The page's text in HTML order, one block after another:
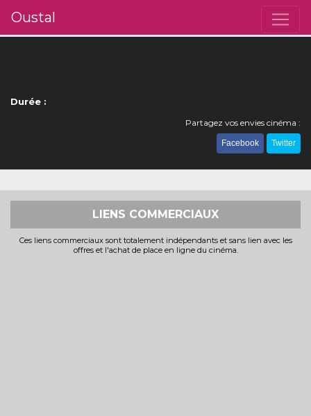
Oustal
Durée :
Partagez vos envies cinéma :
Facebook Twitter
LIENS COMMERCIAUX
Ces liens commerciaux sont totalement indépendants et sans lien avec les
offres et l'achat de place en ligne du cinéma.